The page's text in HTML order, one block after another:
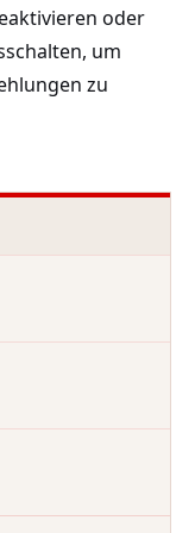
oder
um
zu